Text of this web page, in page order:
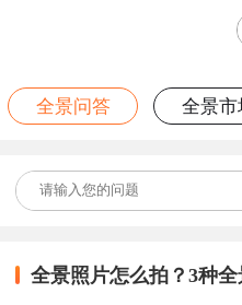
全景问答 全景市
全景照片怎么拍？3种